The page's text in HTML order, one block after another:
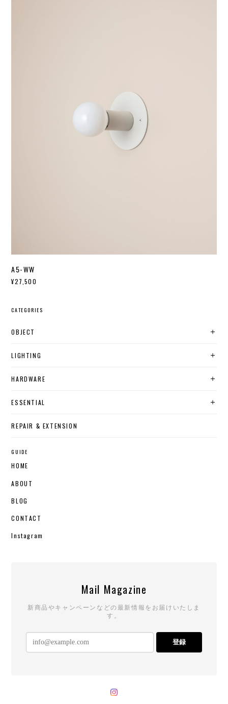
A5-WW
¥27,500
CATEGORIES
OBJECT
LIGHTING
HARDWARE
ESSENTIAL
REPAIR & EXTENSION
GUIDE
HOME
ABOUT
BLOG
CONTACT
Instagram
Mail Magazine
新商品やキャンペーンなどの最新情報をお届けいたしま
す。
登録